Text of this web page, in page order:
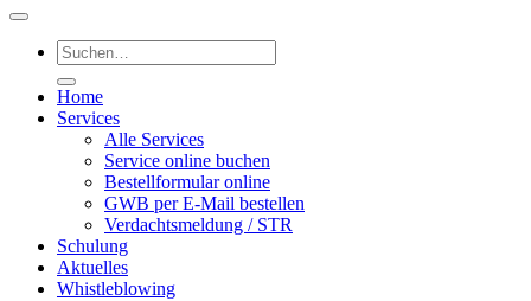
Suche
nach:
Home
Services
Alle Services
Service online buchen
Bestellformular online
GWB per E-Mail bestellen
Verdachtsmeldung / STR
Schulung
Aktuelles
Whistleblowing